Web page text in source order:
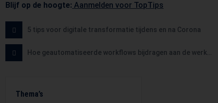
Blijf op de hoogte: Aanmelden voor TopTips
5 tips voor digitale transformatie tijdens en na Corona
Hoe geautomatiseerde workflows bijdragen aan de werkplek van de toekomst
Thema’s